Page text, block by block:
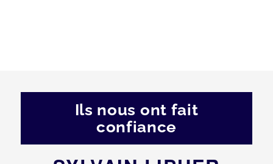
Ils nous ont fait
confiance